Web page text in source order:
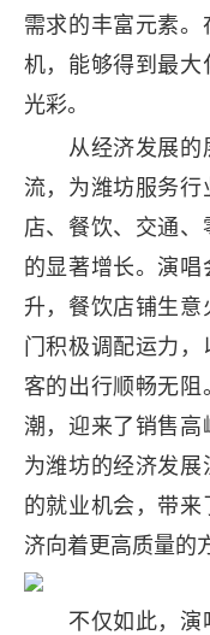
需求的丰富元素
机，能够得到最大
光彩。
从经济发展的
流，为潍坊服务
店、餐饮、交通
的显著增长。演
升，餐饮店铺生
门积极调配运力
客的出行顺畅无
潮，迎来了销售高
为潍坊的经济发
的就业机会，带
济向着更高质量的
不仅如此，演唱